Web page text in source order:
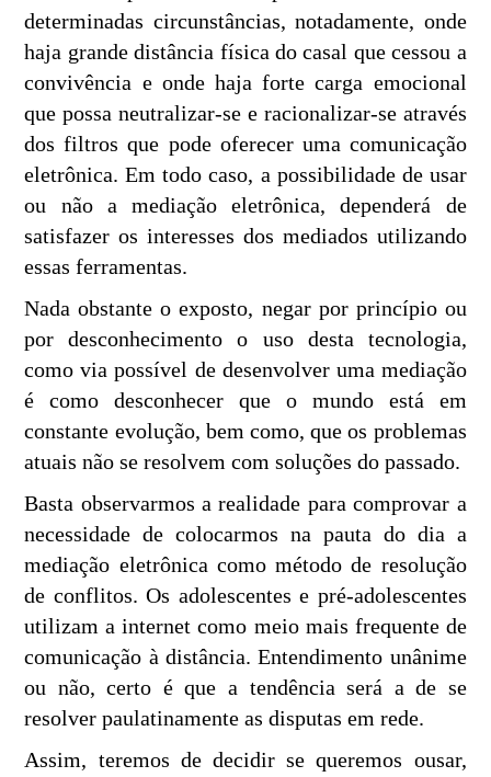
determinadas circunstâncias, notadamente, onde
haja grande distância física do casal que cessou a
convivência e onde haja forte carga emocional
que possa neutralizar-se e racionalizar-se através
dos filtros que pode oferecer uma comunicação
eletrônica. Em todo caso, a possibilidade de usar
ou não a mediação eletrônica, dependerá de
satisfazer os interesses dos mediados utilizando
essas ferramentas.
Nada obstante o exposto, negar por princípio ou
por desconhecimento o uso desta tecnologia,
como via possível de desenvolver uma mediação
é como desconhecer que o mundo está em
constante evolução, bem como, que os problemas
atuais não se resolvem com soluções do passado.
Basta observarmos a realidade para comprovar a
necessidade de colocarmos na pauta do dia a
mediação eletrônica como método de resolução
de conflitos. Os adolescentes e pré-adolescentes
utilizam a internet como meio mais frequente de
comunicação à distância. Entendimento unânime
ou não, certo é que a tendência será a de se
resolver paulatinamente as disputas em rede.
Assim, teremos de decidir se queremos ousar,